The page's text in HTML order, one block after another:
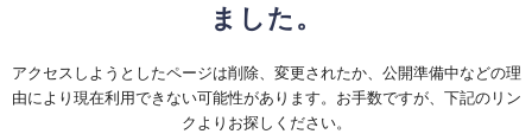
ました。
アクセスしようとしたページは削除、変更されたか、公開準備中などの理
由により現在利用できない可能性があります。お手数ですが、下記のリン
クよりお探しください。